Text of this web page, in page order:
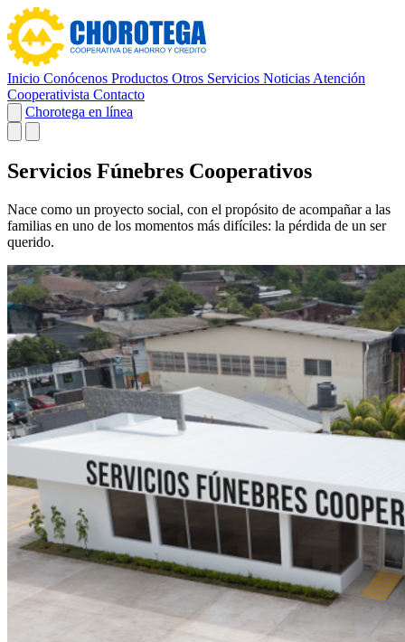
Inicio Conócenos Productos Otros Servicios Noticias Atención
Cooperativista Contacto
Chorotega en línea
Servicios Fúnebres Cooperativos
Nace como un proyecto social, con el propósito de acompañar a las
familias en uno de los momentos más difíciles: la pérdida de un ser
querido.